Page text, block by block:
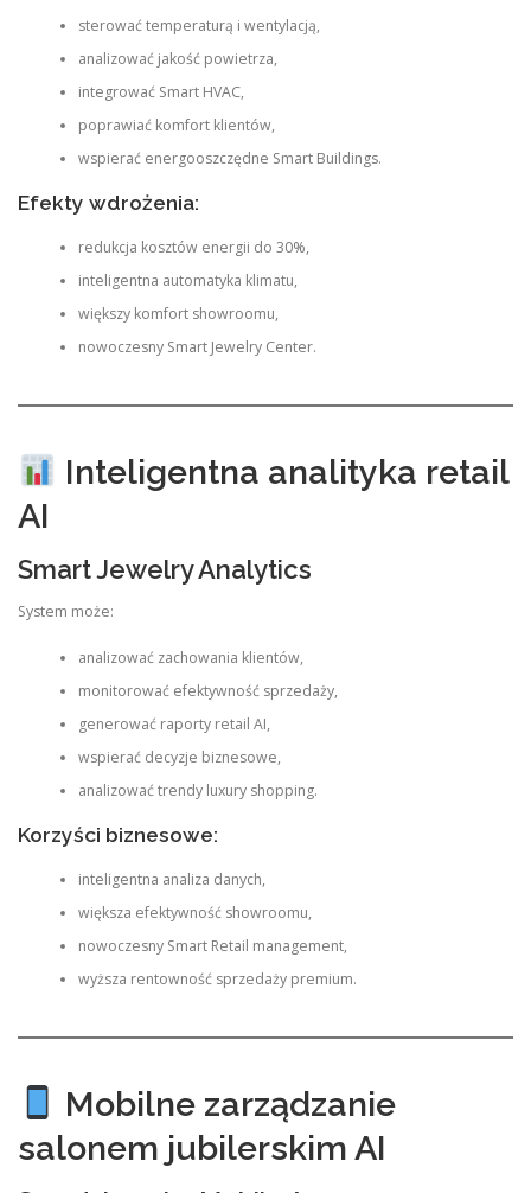
sterować temperaturą i wentylacją,
analizować jakość powietrza,
integrować Smart HVAC,
poprawiać komfort klientów,
wspierać energooszczędne Smart Buildings.
Efekty wdrożenia:
redukcja kosztów energii do 30%,
inteligentna automatyka klimatu,
większy komfort showroomu,
nowoczesny Smart Jewelry Center.
Inteligentna analityka retail
AI
Smart Jewelry Analytics
System może:
analizować zachowania klientów,
monitorować efektywność sprzedaży,
generować raporty retail AI,
wspierać decyzje biznesowe,
analizować trendy luxury shopping.
Korzyści biznesowe:
inteligentna analiza danych,
większa efektywność showroomu,
nowoczesny Smart Retail management,
wyższa rentowność sprzedaży premium.
Mobilne zarządzanie
salonem jubilerskim AI